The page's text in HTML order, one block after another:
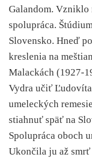
Galandom.
spolupráca.
Slovensko. Hneď
kreslenia na
Malackách (1927-
Vydra učiť
umeleckých
stiahnuť späť na
Spolupráca oboch
Ukončila ju až